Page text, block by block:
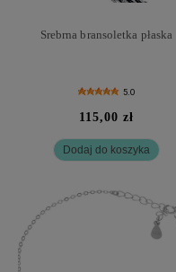
Srebrna bransoletka płaska
5.0
115,00 zł
Dodaj do koszyka